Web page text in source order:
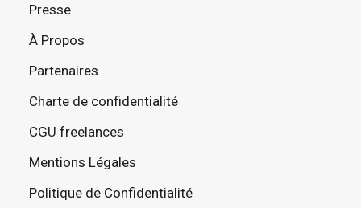
Presse
À Propos
Partenaires
Charte de confidentialité
CGU freelances
Mentions Légales
Politique de Confidentialité